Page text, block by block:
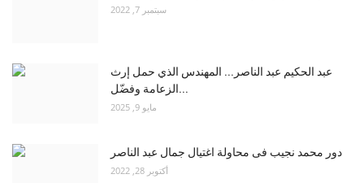
سبتمبر 7, 2022
عبد الحكيم عبد الناصر... المهندس الذي حمل إرث
الزعامة وفضّل...
مايو 9, 2025
دور محمد نجيب فى محاولة اغتيال جمال عبد الناصر
أكتوبر 28, 2022